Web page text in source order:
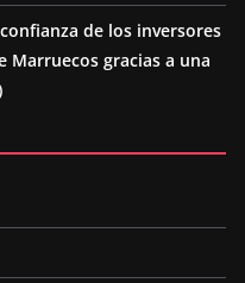
de los inversores
Marruecos gracias a una